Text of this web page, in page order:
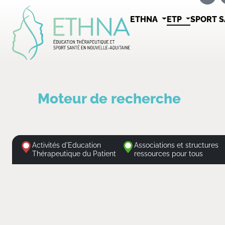
ETHNA ETP SPORT
Moteur de recherche
Activités d'Education
Thérapeutique du Patient
Associations et structures
ressources pour tous